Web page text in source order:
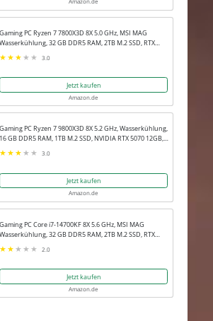
Amazon.de
Gaming PC Ryzen 7 7800X3D 8X 5.0 GHz, MSI MAG
Wasserkühlung, 32 GB DDR5 RAM, 2TB M.2 SSD, RTX
3.0
Jetzt kaufen
Amazon.de
Gaming PC Ryzen 7 9800X3D 8X 5.2 GHz, Wasserkühlung,
16 GB DDR5 RAM, 1TB M.2 SSD, NVIDIA RTX 5070 12GB,
Win 11 Pro
3.0
Jetzt kaufen
Amazon.de
Gaming PC Core i7-14700KF 8X 5.6 GHz, MSI MAG
Wasserkühlung, 32 GB DDR5 RAM, 2TB M.2 SSD, RTX
2.0
Jetzt kaufen
Amazon.de